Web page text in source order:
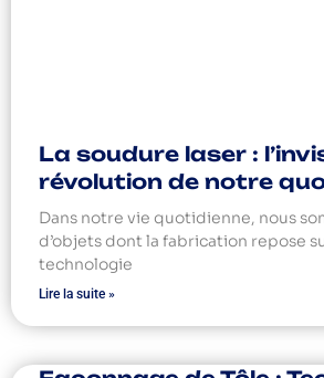
La soudure laser :
révolution de notre
Dans notre vie quotidienne, nous
d’objets dont la fabrication repose
technologie
Lire la suite »